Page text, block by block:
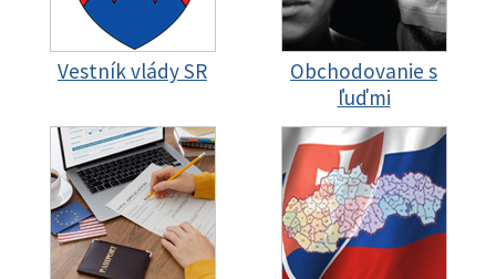
Vestník vlády SR
Obchodovanie s
ľuďmi